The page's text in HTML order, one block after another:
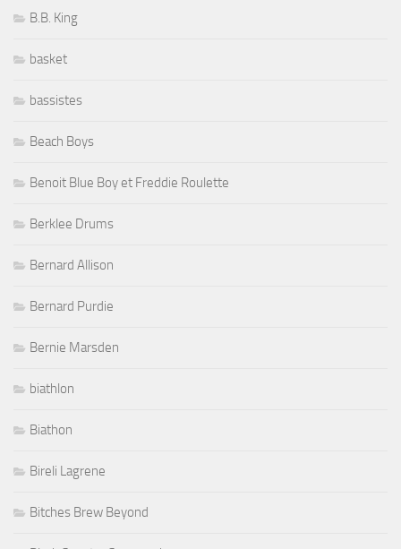
B.B. King
basket
bassistes
Beach Boys
Benoit Blue Boy et Freddie Roulette
Berklee Drums
Bernard Allison
Bernard Purdie
Bernie Marsden
biathlon
Biathon
Bireli Lagrene
Bitches Brew Beyond